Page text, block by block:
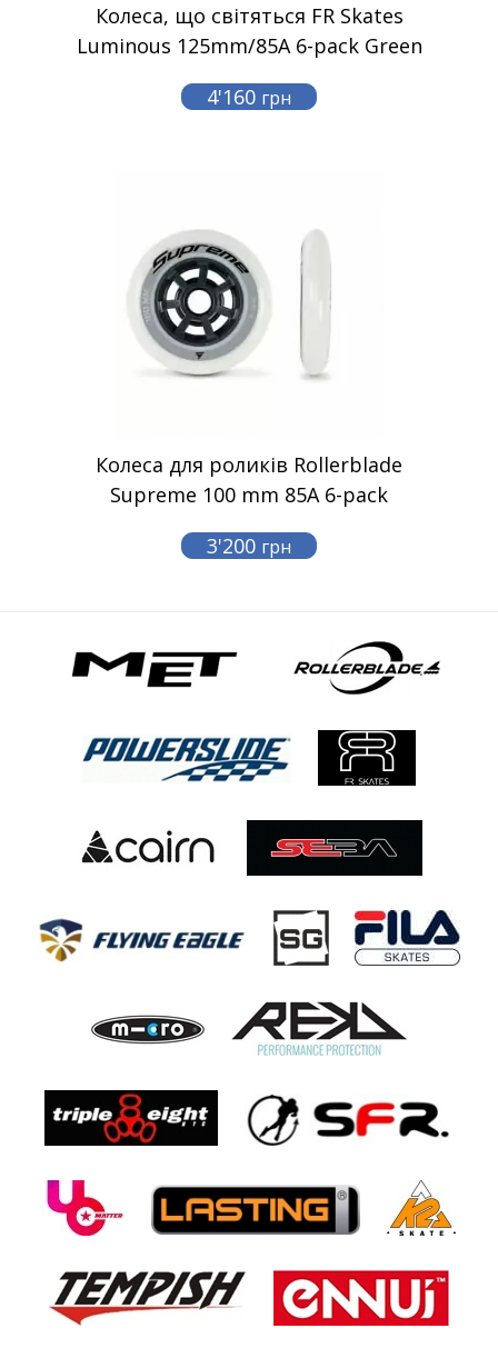
Колеса, що світяться FR Skates
Luminous 125mm/85A 6-pack Green
4'160 грн
Колеса для роликів Rollerblade
Supreme 100 mm 85A 6-pack
3'200 грн